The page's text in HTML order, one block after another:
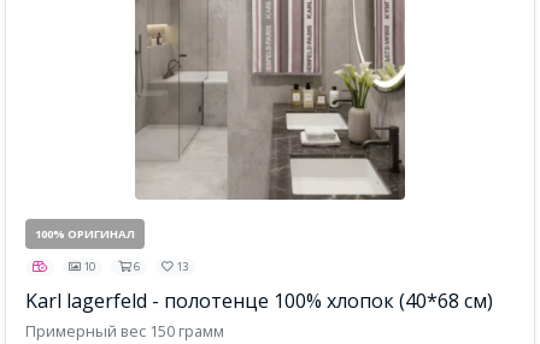
100% ОРИГИНАЛ
10 6 13
Karl lagerfeld - полотенце 100% хлопок (40*68 см)
Примерный вес 150 грамм